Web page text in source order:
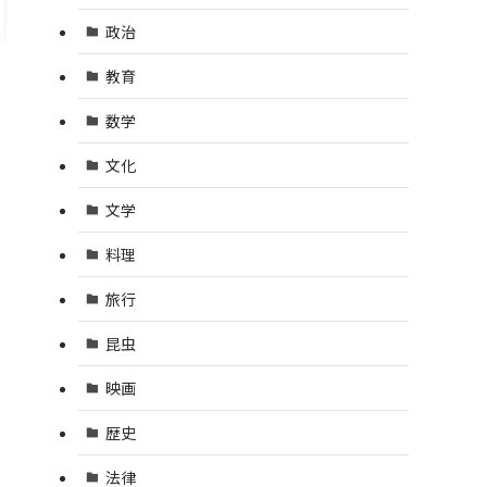
政治
教育
数学
文化
文学
料理
旅行
昆虫
映画
歴史
法律